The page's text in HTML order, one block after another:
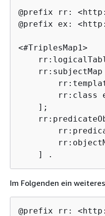
@prefix rr:
@prefix ex:
<#TriplesMap1>
rr:subjectMap
rr:class
    ];
    ] .
Im Folgenden ein
@prefix rr: